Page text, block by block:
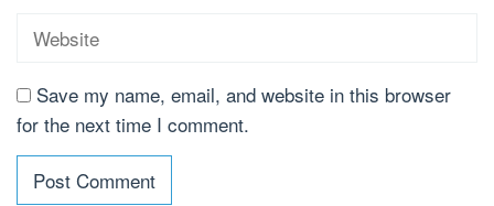
Save my name, email, and website in this browser
for the next time I comment.